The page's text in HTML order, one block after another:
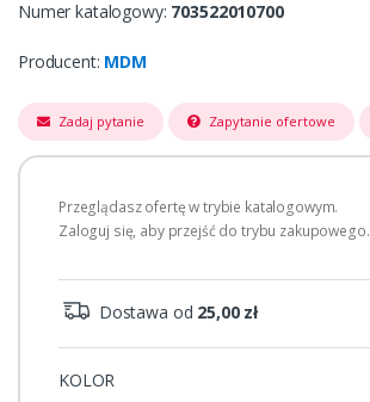
Numer katalogowy: 703522010700
Producent: MDM
Zadaj pytanie Zapytanie ofertowe
Przeglądasz ofertę w trybie katalogowym.
Zaloguj się, aby przejść do trybu zakupowego.
Dostawa od 25,00 zł
KOLOR